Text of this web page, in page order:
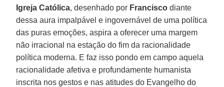
Igreja Católica, desenhado por Francisco diante
dessa aura impalpável e ingovernável de uma política
das puras emoções, aspira a oferecer uma margem
não irracional na estação do fim da racionalidade
política moderna. E faz isso pondo em campo aquela
racionalidade afetiva e profundamente humanista
inscrita nos gestos e nas atitudes do Evangelho do